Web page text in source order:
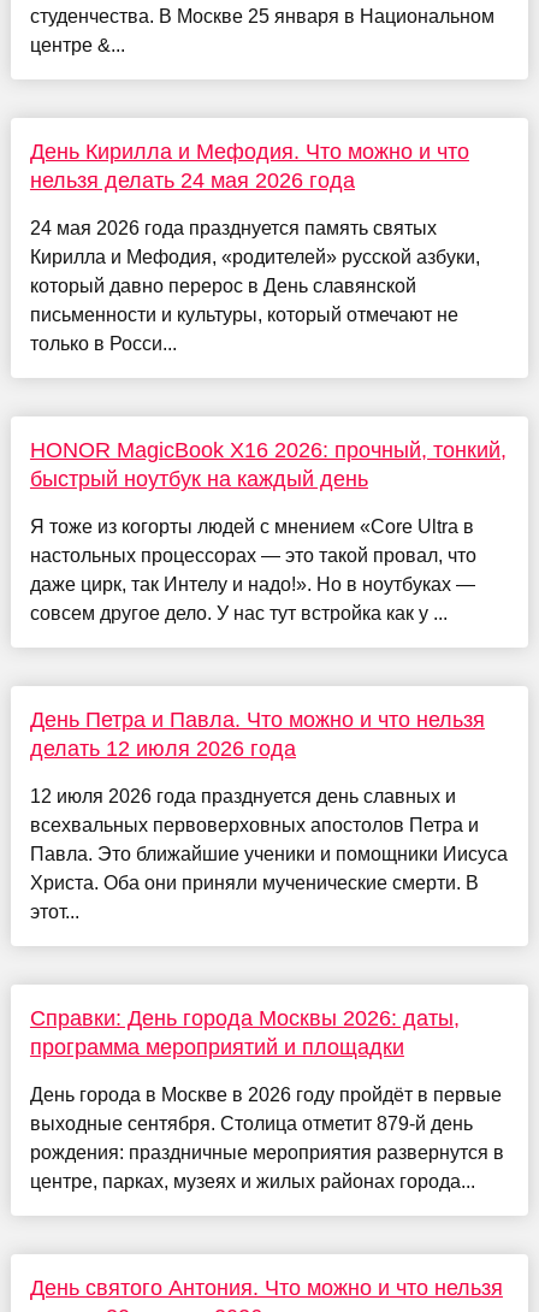
студенчества. В Москве 25 января в Национальном
центре &...
День Кирилла и Мефодия. Что можно и что
нельзя делать 24 мая 2026 года
24 мая 2026 года празднуется память святых
Кирилла и Мефодия, «родителей» русской азбуки,
который давно перерос в День славянской
письменности и культуры, который отмечают не
только в Росси...
HONOR MagicBook X16 2026: прочный, тонкий,
быстрый ноутбук на каждый день
Я тоже из когорты людей с мнением «Core Ultra в
настольных процессорах — это такой провал, что
даже цирк, так Интелу и надо!». Но в ноутбуках —
совсем другое дело. У нас тут встройка как у ...
День Петра и Павла. Что можно и что нельзя
делать 12 июля 2026 года
12 июля 2026 года празднуется день славных и
всехвальных первоверховных апостолов Петра и
Павла. Это ближайшие ученики и помощники Иисуса
Христа. Оба они приняли мученические смерти. В
этот...
Справки: День города Москвы 2026: даты,
программа мероприятий и площадки
День города в Москве в 2026 году пройдёт в первые
выходные сентября. Столица отметит 879-й день
рождения: праздничные мероприятия развернутся в
центре, парках, музеях и жилых районах города...
День святого Антония. Что можно и что нельзя